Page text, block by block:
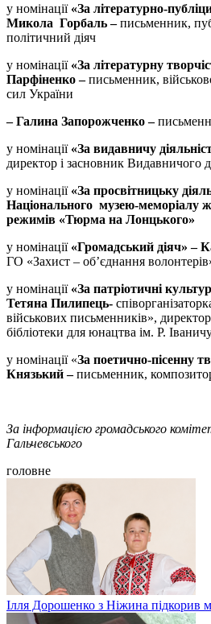
у номінації «За літературно-
Микола Горбаль –письменник,
політичний діяч
у номінації «За літературну
Парфіненко –письменник,
сил України
– Галина Запорожченко –
у номінації «За видавничу
директор і засновник Видавничого
у номінації «За просвітницьку
Національного музею-меморіалу
режимів «Тюрма на Лонцького»
у номінації «Громадський діяч» –
ГО «Захист – об’єднання
у номінації «За патріотичні
Тетяна Пилипець-
військових письменників»,
бібліотеки для юнацтва ім. Р.
у номінації «За поетично-пісенну
Князький –письменник,
За інформацією громадського
Гальчевського
головне
Ілля Дорошенко з Ніжина підкорив